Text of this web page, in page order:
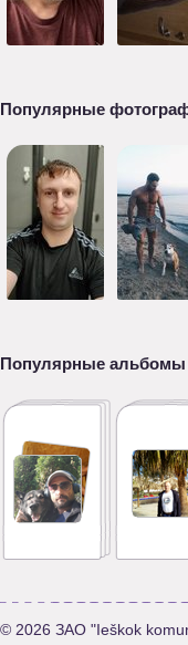
Популярные
Популярные альбомы
© 2026 ЗАО "Ieškok